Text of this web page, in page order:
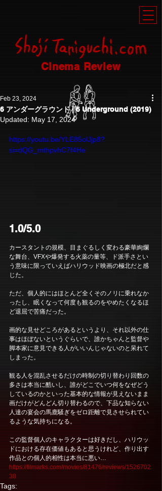
Cinema Review
6 アンダーグラウンド | 6 Underground (2019)
Feb 23, 2024
Updated: May 17, 2024
https://youtu.be/YLE85olJjp8?
si=dQG_mthpvhC7f4He
1.0/5.0
カースタントの規模、目まぐるしく変わる豪華絢爛
な舞台、VFXや爆発する火薬の量等、ド派手さとい
う意味に限っていえばハリウッド映画の極北だと感
じた。
ただ、個人的にはほとんど全くそのノリに乗れなか
ったし、眠くなって何度も観るのをやめたくなるほ
ど退屈で苦痛だった。
画的な見せどころがあるというより、それ以外の仕
事はほぼないというぐらいで、誰かちゃんと監督や
脚本家に意見できる人がいいんじゃないのと呆れて
しまった。
観る人を混乱させるだけの時制の切り替わり回数の
多さは本当に酷いし、誰がどこでいつ何をなぜどう
しているのかといった基本的な情報が見えないまま
画だけがどんどん切り替わるので、下品な知らない
人達の宴会の馬鹿騒ぎをゼロ距離で見させられてい
るような気持ちになる。
この監督個人のキャラクターは好きだし、ハリウッ
ドにおける存在価値もあると思うけれど、作り出す
作品との個人的相性は本当に悪い…
https://filmarks.com/movies/81476/reviews/1526702
38
Tags: